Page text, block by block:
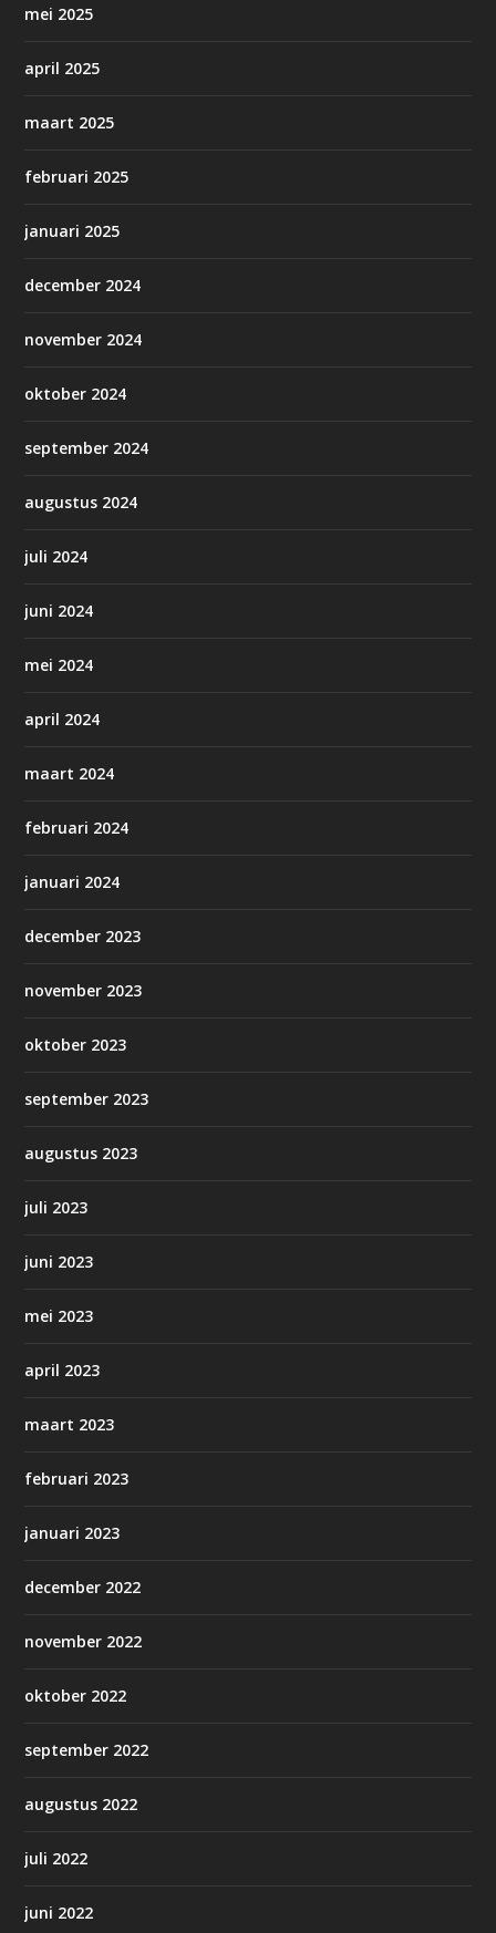
mei 2025
april 2025
maart 2025
februari 2025
januari 2025
december 2024
november 2024
oktober 2024
september 2024
augustus 2024
juli 2024
juni 2024
mei 2024
april 2024
maart 2024
februari 2024
januari 2024
december 2023
november 2023
oktober 2023
september 2023
augustus 2023
juli 2023
juni 2023
mei 2023
april 2023
maart 2023
februari 2023
januari 2023
december 2022
november 2022
oktober 2022
september 2022
augustus 2022
juli 2022
juni 2022